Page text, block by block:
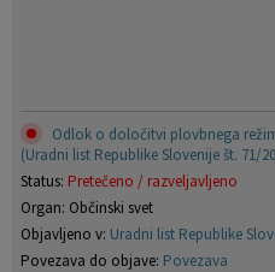
Odlok o določitvi plovbnega
(Uradni list Republike Slovenije št. 71/
Status: Pretečeno / razveljavljeno
Organ: Občinski svet
Objavljeno v: Uradni list Republike
Povezava do objave: Povezava